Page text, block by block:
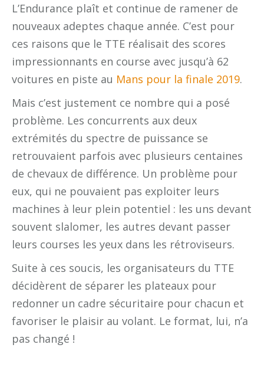
L’Endurance plaît et continue de ramener de
nouveaux adeptes chaque année. C’est pour
ces raisons que le TTE réalisait des scores
impressionnants en course avec jusqu’à 62
voitures en piste au Mans pour la finale 2019.
Mais c’est justement ce nombre qui a posé
problème. Les concurrents aux deux
extrémités du spectre de puissance se
retrouvaient parfois avec plusieurs centaines
de chevaux de différence. Un problème pour
eux, qui ne pouvaient pas exploiter leurs
machines à leur plein potentiel : les uns devant
souvent slalomer, les autres devant passer
leurs courses les yeux dans les rétroviseurs.
Suite à ces soucis, les organisateurs du TTE
décidèrent de séparer les plateaux pour
redonner un cadre sécuritaire pour chacun et
favoriser le plaisir au volant. Le format, lui, n’a
pas changé !